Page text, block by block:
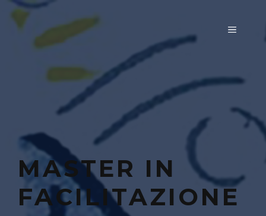
Vai
contenuto
MENU
MASTER IN
FACILITAZIONE